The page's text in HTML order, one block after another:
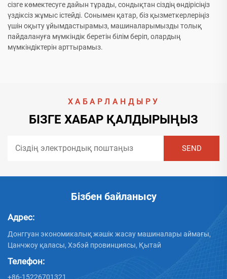
сізге көмектесуге дайын тұрады, сондықтан сіздің өндірісіңіз
үздіксіз жұмыс істейді. Сонымен қатар, біз қызметкерлеріңіз
үшін оқыту ұйымдастырамыз, машиналарымызды толық
пайдалануға мүмкіндік беретін білім беріп, олардың
мүмкіндіктерін арттырамыз.
ХАБАРЛАНДЫРУ
БІЗГЕ ХАБАР ҚАЛДЫРЫҢЫЗ
Бізбен байланысу
Адрес:
Донггуан экономикалық жәшік жасау машиналары аймағы,
Цанчжоу қаласы, Хэбэй провинциясы, Қытай
Телефон:
+86-15226701321